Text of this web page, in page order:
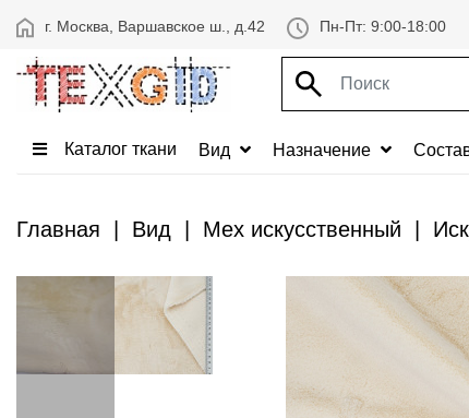
г. Москва, Варшавское ш., д.42 Пн-Пт: 9:00-18:00
Каталог ткани Вид Назначение
Главная Вид Мех искусственный